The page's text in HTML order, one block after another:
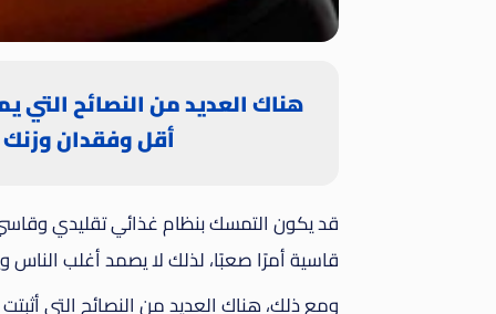
هناك العديد من النصائح
أقل وفقدان
قد يكون التمسك بنظام غذائي تقليدي وقاسي
قاسية أمرًا صعبًا، لذلك لا يصمد أغلب الناس
ومع ذلك، هناك العديد من النصائح التي